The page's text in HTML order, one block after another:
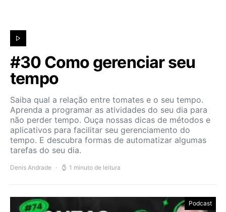
#30 Como gerenciar seu
tempo
Saiba qual a relação entre tomates e o seu tempo.
Aprenda a programar as atividades do seu dia para
não perder tempo. Ouça nossas dicas de métodos e
aplicativos para facilitar seu gerenciamento do
tempo. E descubra formas de automatizar algumas
tarefas do seu dia.
Denis Andrade 1 minuto de leitura
Podcast